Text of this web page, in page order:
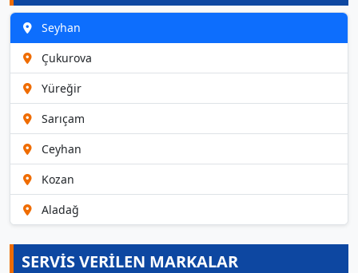
Seyhan
Çukurova
Yüreğir
Sarıçam
Ceyhan
Kozan
Aladağ
SERVİS VERİLEN MARKALAR